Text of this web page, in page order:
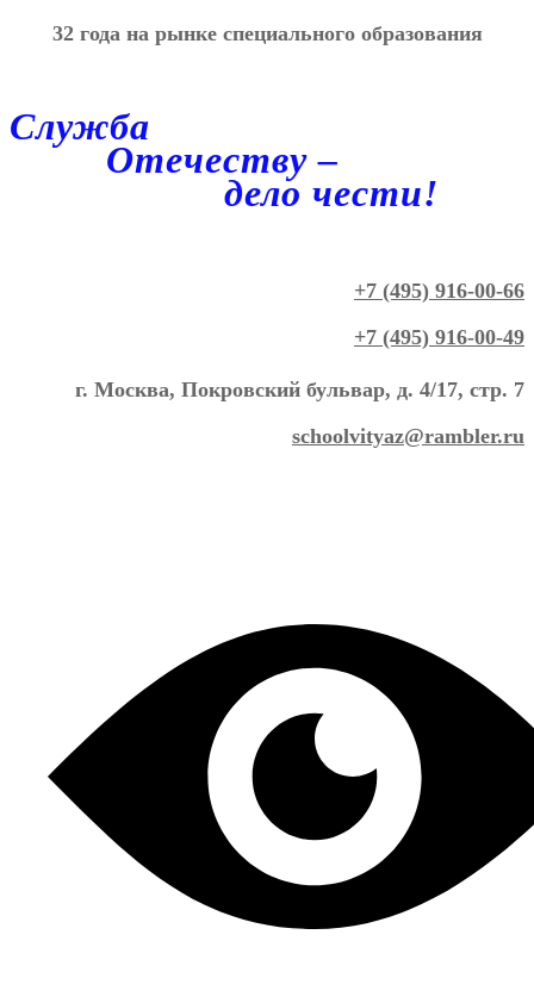
32 года на рынке специального образования
Служба
Отечеству –
дело чести!
+7 (495) 916-00-66
+7 (495) 916-00-49
г. Москва, Покровский бульвар, д. 4/17, стр. 7
schoolvityaz@rambler.ru